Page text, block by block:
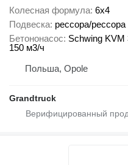
Колесная формула 6x4
Подвеска рессора/рессора
Бетононасос Schwing KVM
150 м3/ч
Польша, Opole
Grandtruck